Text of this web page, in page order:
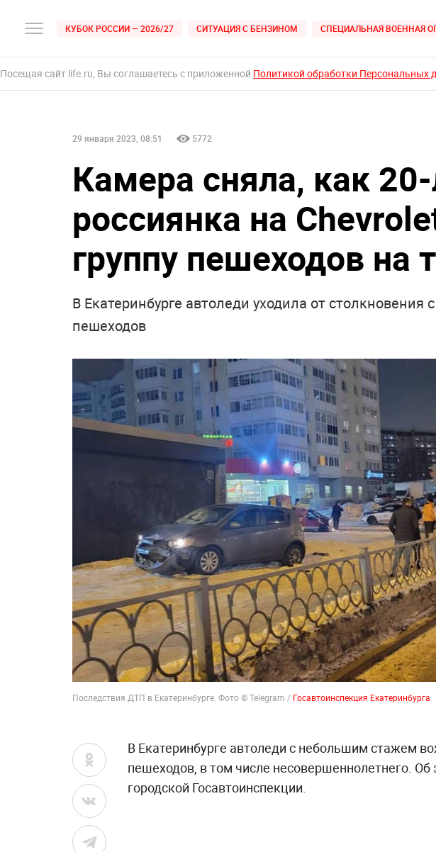
КУБОК РОССИИ — 2026/27 СИТУАЦИЯ С БЕНЗИНОМ СПЕЦИАЛЬНАЯ ВОЕННАЯ
Посещая сайт life.ru, Вы соглашаетесь с приложенной Политикой обработки Персональных
29 января 2023, 08:51 5772
Камера сняла, как
россиянка на
группу пешеходов на
В Екатеринбурге автоледи уходила от столкновения
пешеходов
Последствия ДТП в Екатеринбурге. Фото © Telegram / Госавтоинспекция Екатеринбурга
В Екатеринбурге автоледи с небольшим стажем
пешеходов, в том числе несовершеннолетнего.
городской Госавтоинспекции.